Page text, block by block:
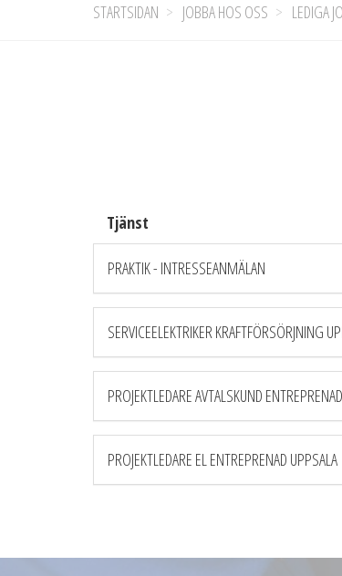
STARTSIDAN JOBBA HOS OSS LEDIGA
Tjänst
PRAKTIK - INTRESSEANMÄLAN
SERVICEELEKTRIKER KRAFTFÖRSÖRJNING
PROJEKTLEDARE AVTALSKUND ENTREPRENAD
PROJEKTLEDARE EL ENTREPRENAD UPPSALA